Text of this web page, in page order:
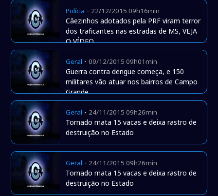
Polícia - 22/12/2015 09h16min
Cãezinhos adotados pela PRF viram terror
dos traficantes nas estradas de MS, VEJA
O VÍDEO
Geral -09/12/2015 09h01min
Guerra contra dengue começa, e 150
militares vão atuar nos bairros de Campo
Grande
Geral - 24/11/2015 09h26min
Tornado mata 15 vacas e deixa rastro de
destruição no Estado
Geral - 24/11/2015 09h26min
Tornado mata 15 vacas e deixa rastro de
destruição no Estado